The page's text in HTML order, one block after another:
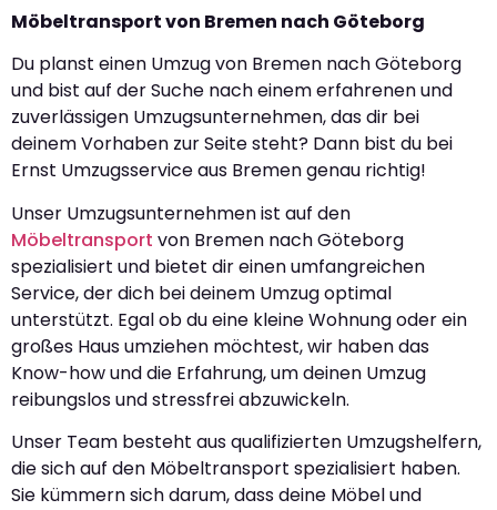
Möbeltransport von Bremen nach Göteborg
Du planst einen Umzug von Bremen nach Göteborg
und bist auf der Suche nach einem erfahrenen und
zuverlässigen Umzugsunternehmen, das dir bei
deinem Vorhaben zur Seite steht? Dann bist du bei
Ernst Umzugsservice aus Bremen genau richtig!
Unser Umzugsunternehmen ist auf den
Möbeltransport von Bremen nach Göteborg
spezialisiert und bietet dir einen umfangreichen
Service, der dich bei deinem Umzug optimal
unterstützt. Egal ob du eine kleine Wohnung oder ein
großes Haus umziehen möchtest, wir haben das
Know-how und die Erfahrung, um deinen Umzug
reibungslos und stressfrei abzuwickeln.
Unser Team besteht aus qualifizierten Umzugshelfern,
die sich auf den Möbeltransport spezialisiert haben.
Sie kümmern sich darum, dass deine Möbel und